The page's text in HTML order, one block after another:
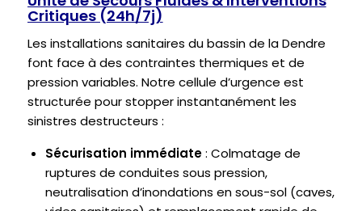
Critiques (24h/7j)
Les installations sanitaires du bassin de la Dendre
font face à des contraintes thermiques et de
pression variables. Notre cellule d’urgence est
structurée pour stopper instantanément les
sinistres destructeurs :
Sécurisation immédiate: Colmatage de
ruptures de conduites sous pression,
neutralisation d’inondations en sous-sol (caves,